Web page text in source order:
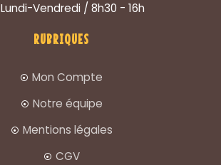
Lundi-Vendredi / 8h30 - 16h
RUBRIQUES
Mon Compte
Notre équipe
Mentions légales
CGV